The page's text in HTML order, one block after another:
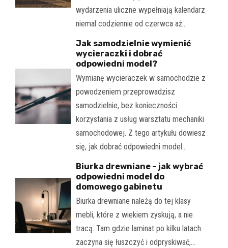
wydarzenia uliczne wypełniają kalendarz
niemal codziennie od czerwca aż…
Jak samodzielnie wymienić
wycieraczki i dobrać
odpowiedni model?
Wymianę wycieraczek w samochodzie z
powodzeniem przeprowadzisz
samodzielnie, bez konieczności
korzystania z usług warsztatu mechaniki
samochodowej. Z tego artykułu dowiesz
się, jak dobrać odpowiedni model…
Biurka drewniane – jak wybrać
odpowiedni model do
domowego gabinetu
Biurka drewniane należą do tej klasy
mebli, które z wiekiem zyskują, a nie
tracą. Tam gdzie laminat po kilku latach
zaczyna się łuszczyć i odpryskiwać,…